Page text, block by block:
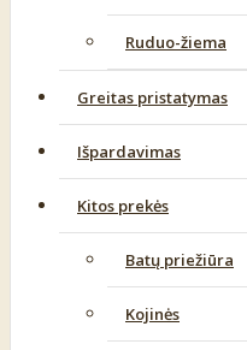
Ruduo-žiema
Greitas pristatymas
Išpardavimas
Kitos prekės
Batų priežiūra
Kojinės